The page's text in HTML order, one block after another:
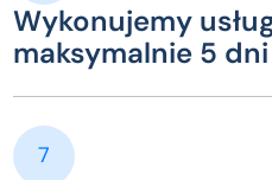
Wykonujemy
maksymalnie 5
7